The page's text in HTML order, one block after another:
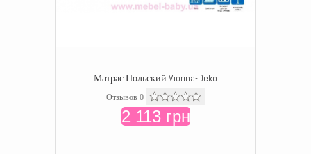
Матрас Польский Viorina-Deko
Отзывов 0
2 113 грн